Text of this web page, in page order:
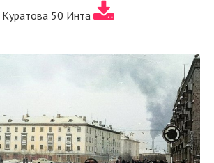
Куратова 50 Инта